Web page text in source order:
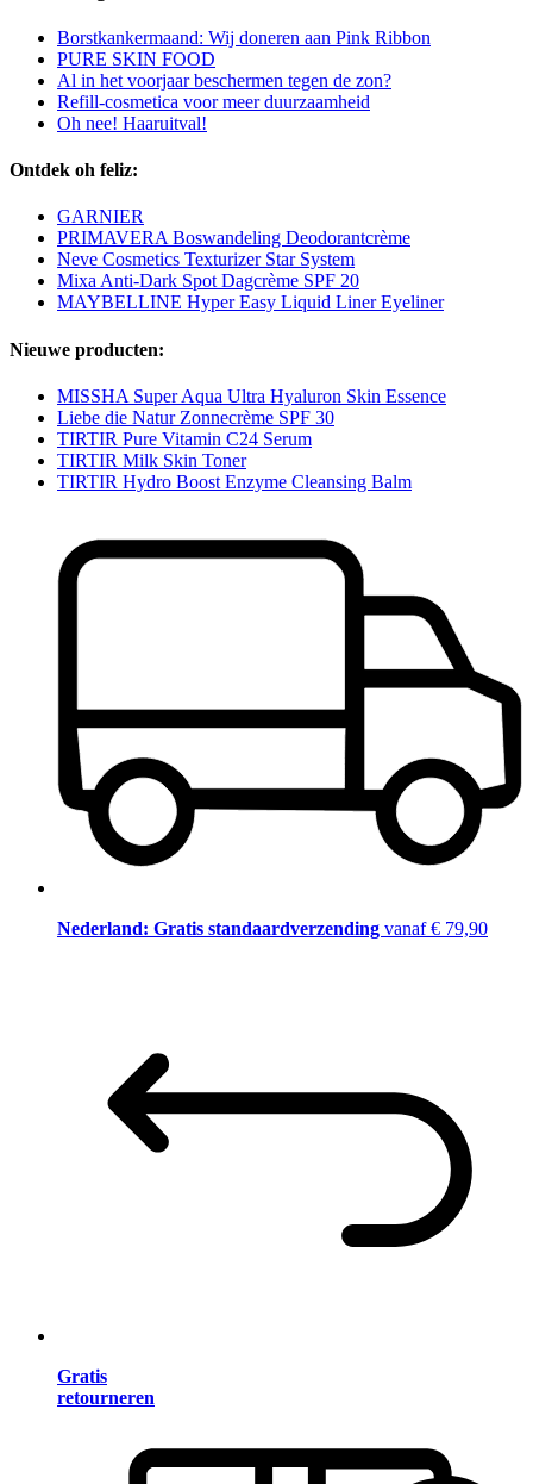
Borstkankermaand: Wij doneren aan Pink Ribbon
PURE SKIN FOOD
Al in het voorjaar beschermen tegen de zon?
Refill-cosmetica voor meer duurzaamheid
Oh nee! Haaruitval!
Ontdek oh feliz:
GARNIER
PRIMAVERA Boswandeling Deodorantcrème
Neve Cosmetics Texturizer Star System
Mixa Anti-Dark Spot Dagcrème SPF 20
MAYBELLINE Hyper Easy Liquid Liner Eyeliner
Nieuwe producten:
MISSHA Super Aqua Ultra Hyaluron Skin Essence
Liebe die Natur Zonnecrème SPF 30
TIRTIR Pure Vitamin C24 Serum
TIRTIR Milk Skin Toner
TIRTIR Hydro Boost Enzyme Cleansing Balm
Nederland: Gratis standaardverzending vanaf € 79,90
Gratis
retourneren